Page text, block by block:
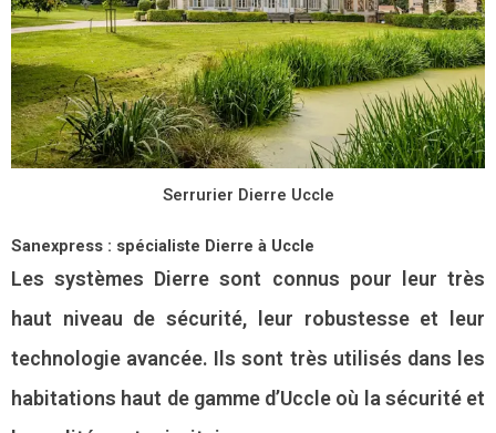
Serrurier Dierre Uccle
Sanexpress : spécialiste Dierre à Uccle
Les systèmes Dierre sont connus pour leur très
haut niveau de sécurité, leur robustesse et leur
technologie avancée. Ils sont très utilisés dans les
habitations haut de gamme d’Uccle où la sécurité et